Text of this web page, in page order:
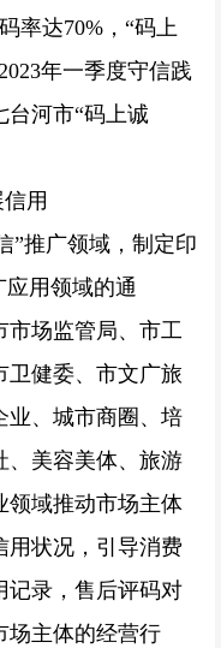
率达70%，“码上
年一季度守信践
台河市“码上诚
用
”推广领域，制定印
应用领域的通
市场监管局、市工
卫健委、市文广旅
业、城市商圈、培
、美容美体、旅游
领域推动市场主体
用状况，引导消费
记录，售后评码对
场主体的经营行